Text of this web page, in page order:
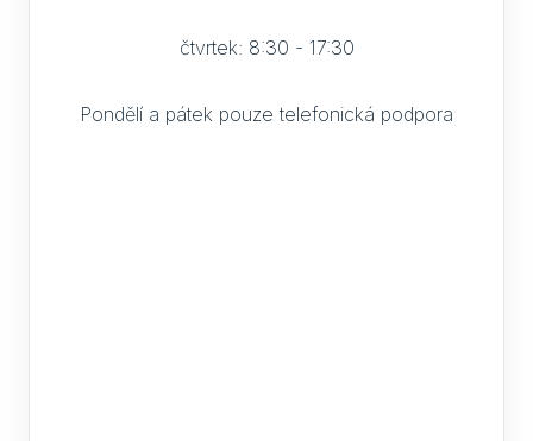
čtvrtek: 8:30 - 17:30
Pondělí a pátek pouze telefonická podpora